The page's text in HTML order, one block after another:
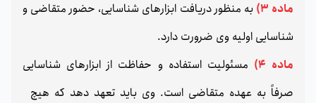
ماده 3)
به منظور دریافت ابزارهای شناسایی، حضور متقاضی و
شناسایی اولیه وی ضرورت دارد.
ماده 4)
مسئولیت استفاده و حفاظت از ابزارهای شناسایی
صرفاً به عهده متقاضی است. وی باید تعهد دهد که هیچ